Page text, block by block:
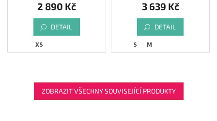
2 890 Kč
DETAIL
XS
3 639 Kč
DETAIL
S M
ZOBRAZIT VŠECHNY SOUVISEJÍCÍ PRODUKTY